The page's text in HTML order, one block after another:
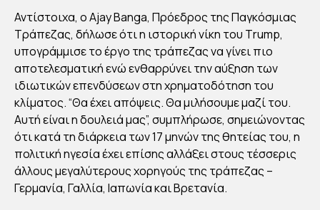
NA
LD
UM
admin
Publish
ed
Αντίστοιχα, ο Ajay Banga, Πρόεδρος της Παγκόσμιας
Τράπεζας, δήλωσε ότι η ιστορική νίκη του Τrump,
υπογράμμισε το έργο της τράπεζας να γίνει πιο
αποτελεσματική ενώ ενθαρρύνει την αύξηση των
ιδιωτικών επενδύσεων στη χρηματοδότηση του
κλίματος. “Θα έχει απόψεις. Θα μιλήσουμε μαζί του.
Αυτή είναι η δουλειά μας”, συμπλήρωσε, σημειώνοντας
ότι κατά τη διάρκεια των 17 μηνών της θητείας του, η
πολιτική ηγεσία έχει επίσης αλλάξει στους τέσσερις
άλλους μεγαλύτερους χορηγούς της τράπεζας –
Γερμανία, Γαλλία, Ιαπωνία και Βρετανία.